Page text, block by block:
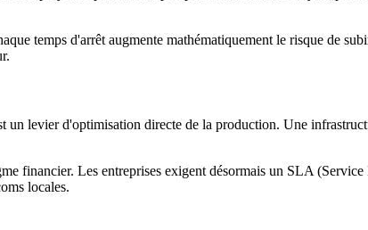
temps d'arrêt augmente mathématiquement le risque de
levier d'optimisation directe de la production. Une
financier. Les entreprises exigent désormais un SLA
locales.